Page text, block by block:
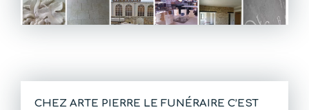
CHEZ ARTE PIERRE LE FUNÉRAIRE C’EST